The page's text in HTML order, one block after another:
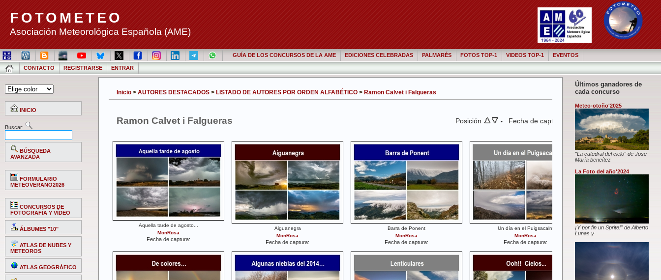
FOTOMETEO
Asociación Meteorológica Española (AME)
GUÍA DE LOS CONCURSOS DE LA AME EDICIONES CELEBRADAS PALMARÉS FOTOS TOP-1 VIDEOS TOP-1 EVENTOS
CONTACTO REGISTRARSE ENTRAR
INICIO
Buscar:
BÚSQUEDA
AVANZADA
FORMULARIO
METEOVERANO2026
CONCURSOS DE
FOTOGRAFÍA Y VÍDEO
ÁLBUMES "10"
ATLAS DE NUBES Y
METEOROS
ATLAS GEOGRÁFICO
Últimos ganadores de
cada concurso
Meteo-otoño'2025
"La catedral del cielo" de Jose
María beneítez
La Foto del año'2024
¡Y por fin un Sprite!" de Alberto
Lunas y
Inicio > AUTORES DESTACADOS > LISTADO DE AUTORES POR ORDEN ALFABÉTICO > Ramon Calvet i Falgueras
Ramon Calvet i Falgueras Posición • Fecha de captura
Aquella tarde de agosto...
MonRosa
Fecha de captura:
Aiguanegra
MonRosa
Fecha de captura:
Barra de Ponent
MonRosa
Fecha de captura:
Un día en el Puigsacalm
MonRosa
Fecha de captura: